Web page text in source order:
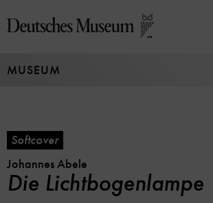
directly
page
MUSEUM
Softcover
Johannes Abele
Die Lichtbogenlampe